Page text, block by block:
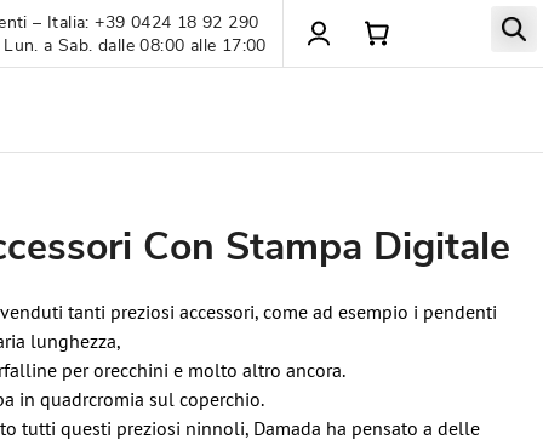
– Italia: +39 0424 18 92 290
a Sab. dalle 08:00 alle 17:00
Con Stampa Digitale
tanti preziosi accessori, come ad esempio i pendenti
lunghezza,
per orecchini e molto altro ancora.
in quadrcromia sul coperchio.
tutti questi preziosi ninnoli, Damada ha pensato a delle